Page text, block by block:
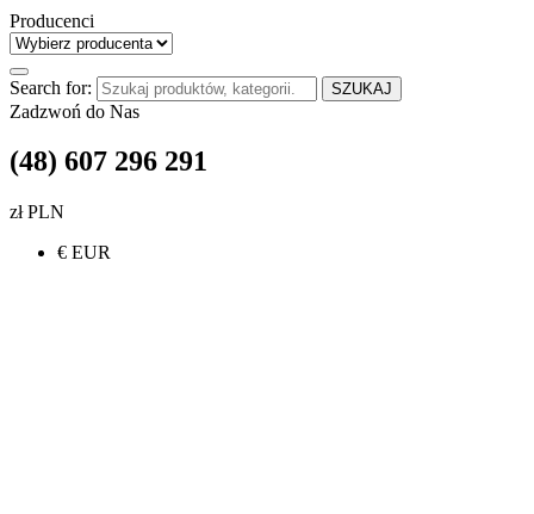
Producenci
Search for: SZUKAJ
Zadzwoń do Nas
(48) 607 296 291
zł PLN
€ EUR